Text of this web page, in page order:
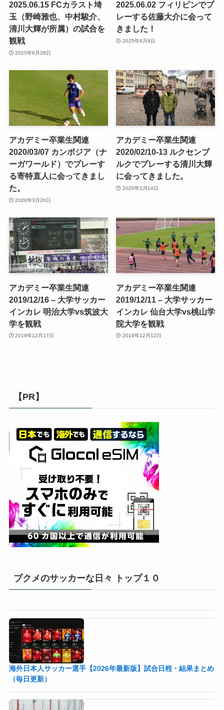
2025.06.15 FCカラスト埼
玉（野崎雅也、中村駿介、
清川大輝が所属）の試合を
観戦
2025年6月28日
2025.06.02 フィリピンでプ
レーする佐藤大介に会って
きました！
2025年6月9日
アカデミー卒業生関連
2020/03/07 カンボジア（ナ
ーガワールド）でプレーす
る寄特直人に会ってきまし
た。
2020年3月26日
アカデミー卒業生関連
2020/02/10-13 ルクセンブ
ルクでプレーする清川大輝
に会ってきました。
2020年2月14日
アカデミー卒業生関連
2019/12/16 – 大学サッカー
インカレ 明治大学vs筑波大
学を観戦
2019年12月17日
アカデミー卒業生関連
2019/12/11 – 大学サッカー
インカレ 仙台大学vs桃山学
院大学を観戦
2019年12月12日
【PR】
ブクメのサッカーな日々 トップ１０
海外日本人サッカー選手【2026年最新版】試合日程・結果まとめ
（毎日更新）